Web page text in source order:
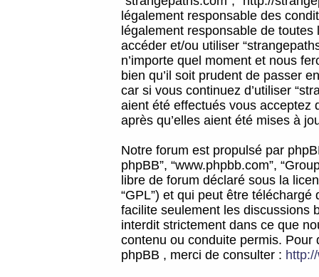
légalement responsable des
légalement responsable de
accéder et/ou utiliser
n’importe quel moment et nous
bien qu’il soit prudent de passer
car si vous continuez d’utiliser
aient été effectués vous acceptez
après qu’elles aient été mises à
Notre forum est propulsé par
phpBB”, “www.phpbb.com”,
libre de forum déclaré sous la
“GPL”) et qui peut être téléchargé
facilite seulement les discussions
interdit strictement dans ce que
contenu ou conduite permis.
phpBB , merci de consulter :